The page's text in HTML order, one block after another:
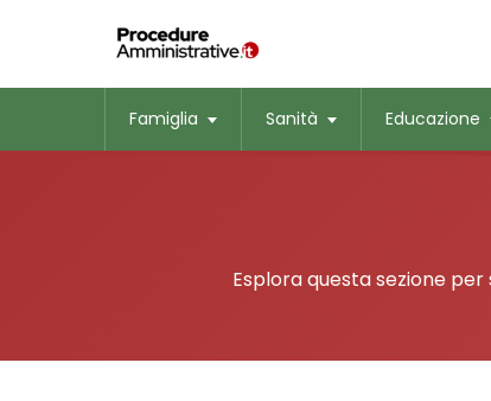
Famiglia Sanità Educazione
Esplora questa sezione